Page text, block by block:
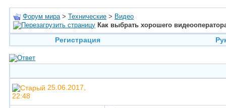
Форум мира > Технические > Видео
Как выбрать хорошего
Регистрация
25.06.2017,
22:48